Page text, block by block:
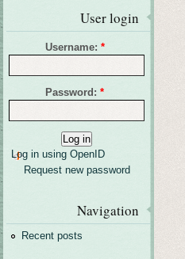
User login
Username: *
Password: *
Log in using OpenID
Request new password
Navigation
Recent posts